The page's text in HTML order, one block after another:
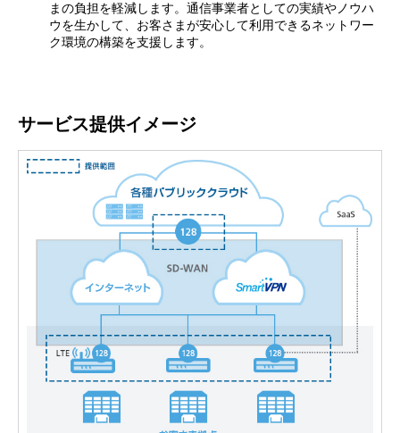
まの負担を軽減します。通信事業者としての実績やノウハ
ウを生かして、お客さまが安心して利用できるネットワー
ク環境の構築を支援します。
サービス提供イメージ